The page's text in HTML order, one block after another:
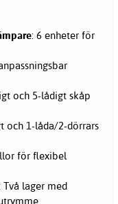
: 6 enheter för
och 5-lådigt skåp
och 1-låda/2-dörrars
för flexibel
Två lager med